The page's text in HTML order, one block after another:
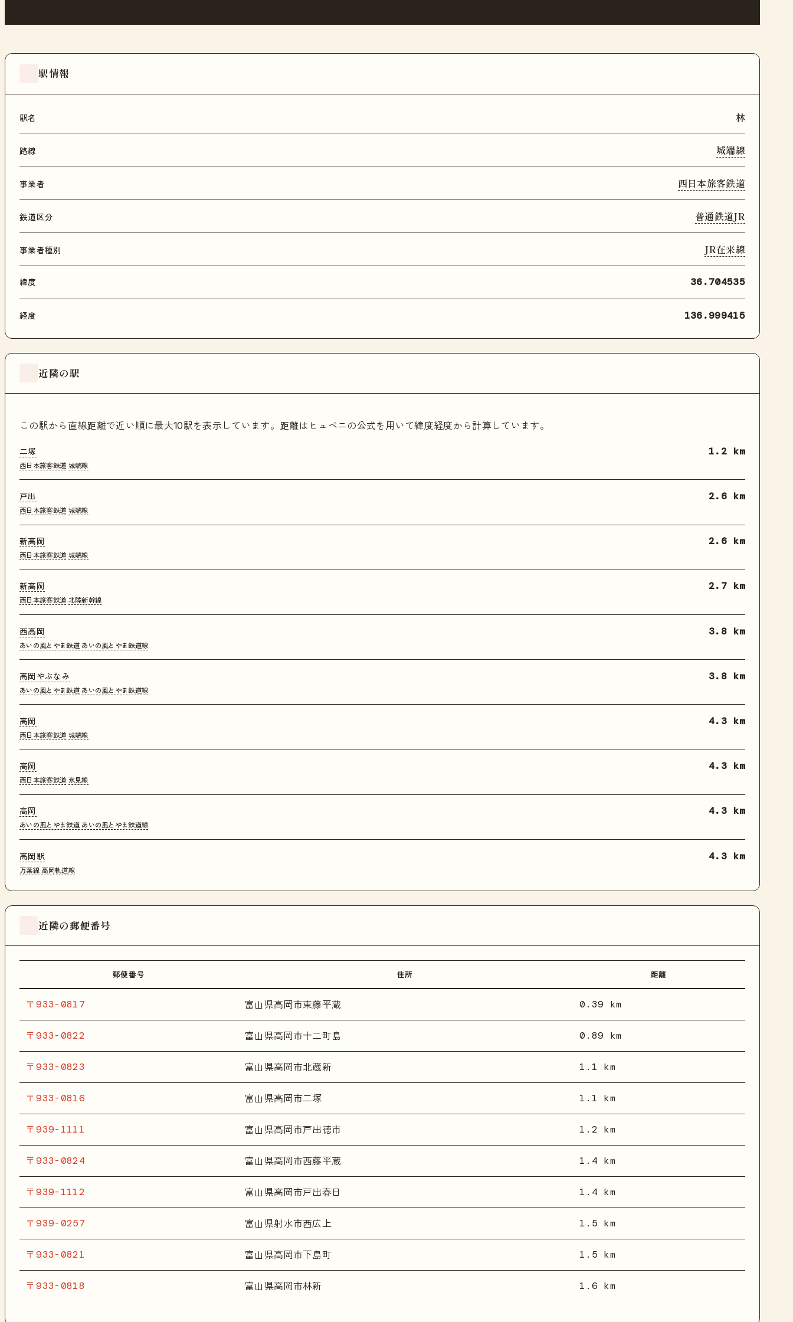
駅情報
駅名 林
路線 城端線
事業者 西日本旅客鉄道
鉄道区分 普通鉄道JR
事業者種別 JR在来線
緯度 36.704535
経度 136.999415
近隣の駅
この駅から直線距離で近い順に最大10駅を表示しています。距離はヒュベニの公式を用いて緯度経度から計算しています。
二塚
西日本旅客鉄道 城端線
1.2 km
戸出
西日本旅客鉄道 城端線
2.6 km
新高岡
西日本旅客鉄道 城端線
2.6 km
新高岡
西日本旅客鉄道 北陸新幹線
2.7 km
西高岡
あいの風とやま鉄道 あいの風とやま鉄道線
3.8 km
高岡やぶなみ
あいの風とやま鉄道 あいの風とやま鉄道線
3.8 km
高岡
西日本旅客鉄道 城端線
4.3 km
高岡
西日本旅客鉄道 氷見線
4.3 km
高岡
あいの風とやま鉄道 あいの風とやま鉄道線
4.3 km
高岡駅
万葉線 高岡軌道線
4.3 km
近隣の郵便番号
郵便番号 住所 距離
〒933-0817 富山県高岡市東藤平蔵 0.39 km
〒933-0822 富山県高岡市十二町島 0.89 km
〒933-0823 富山県高岡市北蔵新 1.1 km
〒933-0816 富山県高岡市二塚 1.1 km
〒939-1111 富山県高岡市戸出徳市 1.2 km
〒933-0824 富山県高岡市西藤平蔵 1.4 km
〒939-1112 富山県高岡市戸出春日 1.4 km
〒939-0257 富山県射水市西広上 1.5 km
〒933-0821 富山県高岡市下島町 1.5 km
〒933-0818 富山県高岡市林新 1.6 km